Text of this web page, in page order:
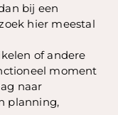
bij een
hier meestal
of andere
moment
naar
planning,